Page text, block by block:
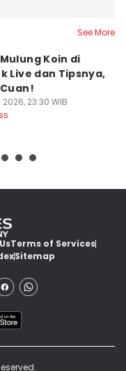
See More
Koin di
Live dan Tipsnya,
23:30 WIB
Terms of Services
Sitemap